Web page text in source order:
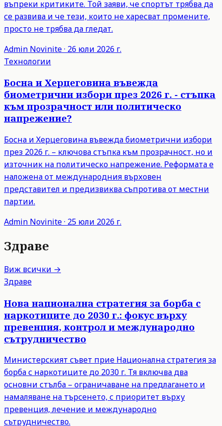
въпреки критиките. Той заяви, че спортът трябва да
се развива и че тези, които не харесват промените,
просто не трябва да гледат.
Admin Novinite· 26 юли 2026 г.
Технологии
Босна и Херцеговина въвежда
биометрични избори през 2026 г. - стъпка
към прозрачност или политическо
напрежение?
Босна и Херцеговина въвежда биометрични избори
през 2026 г. – ключова стъпка към прозрачност, но и
източник на политическо напрежение. Реформата е
наложена от международния върховен
представител и предизвиква съпротива от местни
партии.
Admin Novinite· 25 юли 2026 г.
Здраве
Виж всички →
Здраве
Нова национална стратегия за борба с
наркотиците до 2030 г.: фокус върху
превенция, контрол и международно
сътрудничество
Министерският съвет прие Национална стратегия за
борба с наркотиците до 2030 г. Тя включва два
основни стълба – ограничаване на предлагането и
намаляване на търсенето, с приоритет върху
превенция, лечение и международно
сътрудничество.